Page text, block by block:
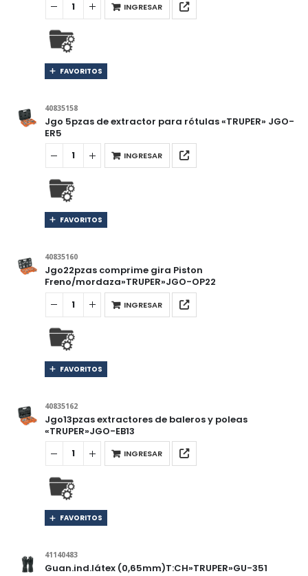
INGRESAR
FAVORITOS
40835158
Jgo 5pzas de extractor para rótulas «TRUPER» JGO-
ER5
INGRESAR
FAVORITOS
40835160
Jgo22pzas comprime gira Piston
Freno/mordaza»TRUPER»JGO-OP22
INGRESAR
FAVORITOS
40835162
Jgo13pzas extractores de baleros y poleas
«TRUPER»JGO-EB13
INGRESAR
FAVORITOS
41140483
Guan.ind.látex (0,65mm)T:CH»TRUPER»GU-351